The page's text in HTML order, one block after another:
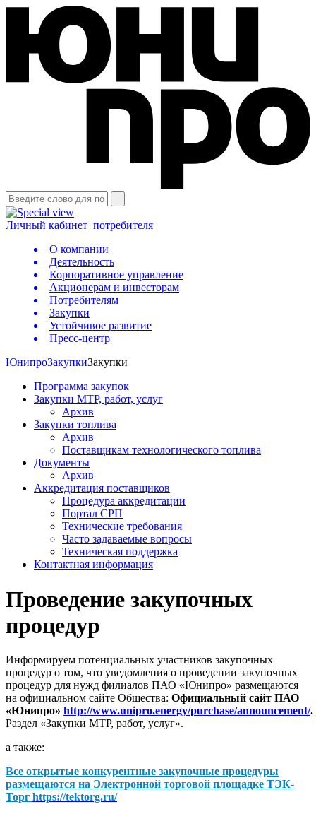
Личный кабинет потребителя
О компании
Деятельность
Корпоративное управление
Акционерам и инвесторам
Потребителям
Закупки
Устойчивое развитие
Пресс-центр
ЮнипроЗакупкиЗакупки
Программа закупок
Закупки МТР, работ, услуг
Архив
Закупки топлива
Архив
Поставщикам технологического топлива
Документы
Архив
Аккредитация поставщиков
Процедура аккредитации
Портал СРП
Технические требования
Часто задаваемые вопросы
Техническая поддержка
Контактная информация
Проведение закупочных
процедур
Информируем потенциальных участников закупочных
процедур о том, что уведомления о проведении закупочных
процедур для нужд филиалов ПАО «Юнипро» размещаются
на официальном сайте Общества: Официальный сайт ПАО
«Юнипро» http://www.unipro.energy/purchase/announcement/.
Раздел «Закупки МТР, работ, услуг».
а также:
Все открытые конкурентные закупочные процедуры
размещаются на Электронной торговой площадке ТЭК-
Торг https://tektorg.ru/